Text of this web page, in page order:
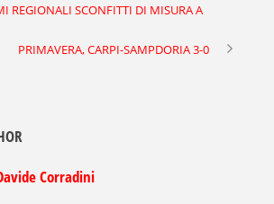
REGIONALI SCONFITTI DI MISURA A
PRIMAVERA, CARPI-SAMPDORIA 3-0
Corradini